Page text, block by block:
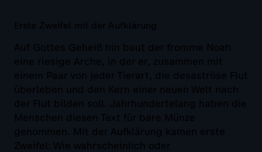
Erste Zweifel mit der Aufklärung
Auf Gottes Geheiß hin baut der fromme Noah
eine riesige Arche, in der er, zusammen mit
einem Paar von jeder Tierart, die desaströse Flut
überleben und den Kern einer neuen Welt nach
der Flut bilden soll. Jahrhundertelang haben die
Menschen diesen Text für bare Münze
genommen. Mit der Aufklärung kamen erste
Zweifel: Wie wahrscheinlich oder